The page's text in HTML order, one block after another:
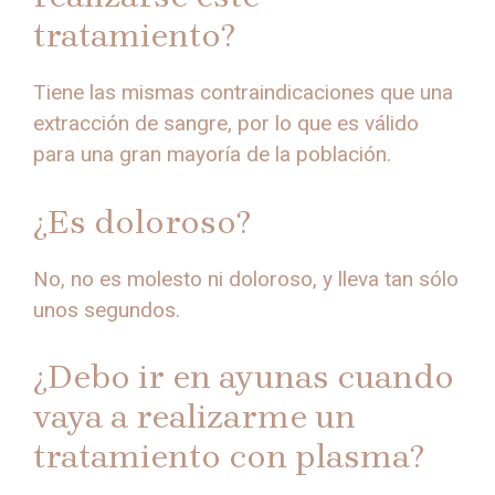
tratamiento?
Tiene las mismas contraindicaciones que una
extracción de sangre, por lo que es válido
para una gran mayoría de la población.
¿Es doloroso?
No, no es molesto ni doloroso, y lleva tan sólo
unos segundos.
¿Debo ir en ayunas cuando
vaya a realizarme un
tratamiento con plasma?